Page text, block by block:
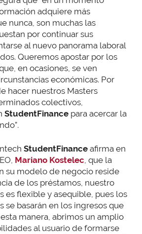
adquiere más
nunca, son muchas las
por continuar sus
al nuevo panorama laboral
Queremos apostar por los
en ocasiones, se ven
económicas. Por
hacer nuestros Masters
colectivos,
StudentFinance para acercar la
.
StudentFinance afirma en
Mariano Kostelec, que la
su modelo de negocio reside
de los préstamos, nuestro
es flexible y asequible, pues los
se basarán en los ingresos que
manera, abrimos un amplio
al usuario de formarse